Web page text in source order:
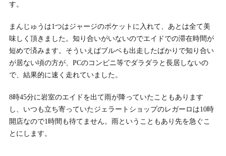
す。
まんじゅうは1つはジャージのポケットに入れて、あとは全て美
味しく頂きました。知り合いがいないのでエイドでの滞在時間が
短めで済みます。そういえばブルベも出走したばかりで知り合い
が居ない頃の方が、PCのコンビニ等でダラダラと長居しないの
で、結果的に速く走れていました。
8時45分に岩室のエイドを出て雨が降っていたこともあります
し、いつも立ち寄っていたジェラートショップのレガーロは10時
開店なので1時間も待てません。雨ということもあり先を急ぐこ
とにします。